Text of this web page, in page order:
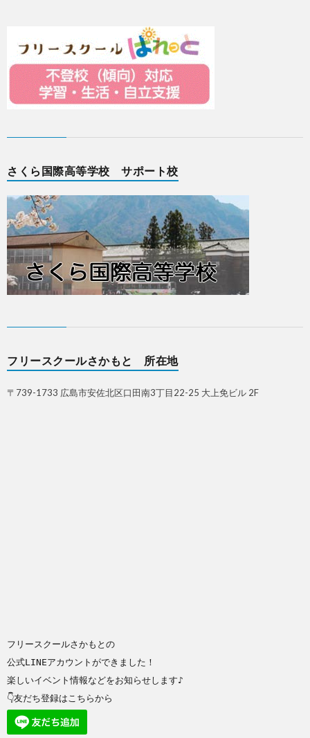
さくら国際高等学校 サポート校
フリースクールさかもと 所在地
〒739-1733 広島市安佐北区口田南3丁目22-25 大上免ビル 2F
フリースクールさかもとの
公式LINEアカウントができました！
楽しいイベント情報などをお知らせします♪
👇友だち登録はこちらから